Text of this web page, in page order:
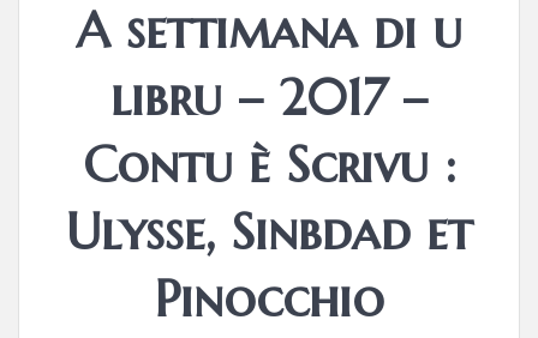
A settimana di u
libru – 2017 –
Contu è Scrivu :
Ulysse, Sinbdad et
Pinocchio